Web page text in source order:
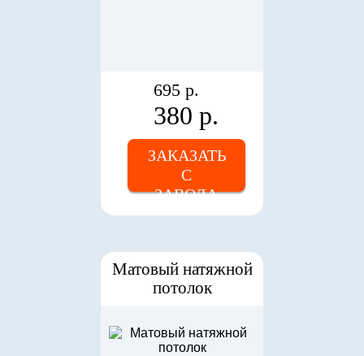
695 р.
380 р.
ЗАКАЗАТЬ
С
ЗАВОДА
Матовый натяжной
потолок